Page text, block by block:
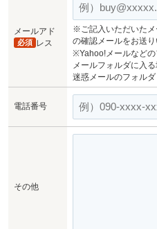
メールアド
レス
必須
※ご記入いただいたメ
の確認メールをお送り
※Yahoo!メールなど
メールフォルダに入る
迷惑メールのフォルダ
電話番号
その他